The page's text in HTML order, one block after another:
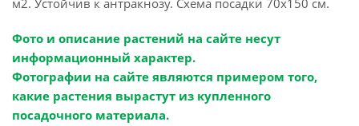
м2. Устойчив к антракнозу. Схема посадки 70х150 см.
Фото и описание растений на сайте несут
информационный характер.
Фотографии на сайте являются примером того,
какие растения вырастут из купленного
посадочного материала.